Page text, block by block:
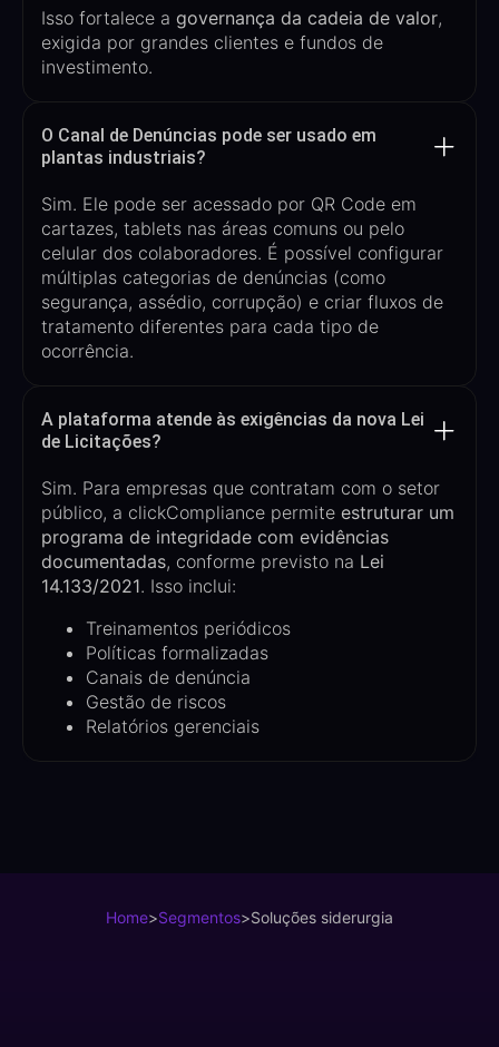
Isso fortalece a governança da cadeia de valor,
exigida por grandes clientes e fundos de
investimento.
O Canal de Denúncias pode ser usado em
plantas industriais?
Sim. Ele pode ser acessado por QR Code em
cartazes, tablets nas áreas comuns ou pelo
celular dos colaboradores. É possível configurar
múltiplas categorias de denúncias (como
segurança, assédio, corrupção) e criar fluxos de
tratamento diferentes para cada tipo de
ocorrência.
A plataforma atende às exigências da nova Lei
de Licitações?
Sim. Para empresas que contratam com o setor
público, a clickCompliance permite estruturar um
programa de integridade com evidências
documentadas, conforme previsto na Lei
14.133/2021. Isso inclui:
Treinamentos periódicos
Políticas formalizadas
Canais de denúncia
Gestão de riscos
Relatórios gerenciais
Home>Segmentos>Soluções siderurgia